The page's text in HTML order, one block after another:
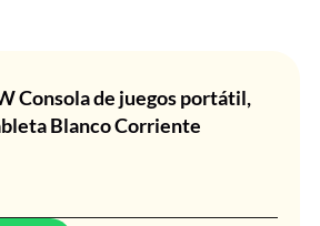
Consola de juegos portátil,
Blanco Corriente